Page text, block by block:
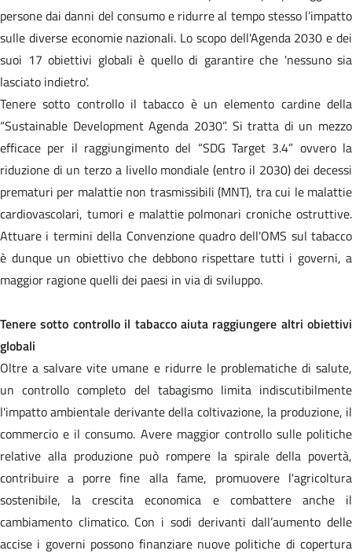
persone dai danni del consumo e ridurre al tempo stesso l’impatto
sulle diverse economie nazionali. Lo scopo dell'Agenda 2030 e dei
suoi 17 obiettivi globali è quello di garantire che 'nessuno sia
lasciato indietro'.
Tenere sotto controllo il tabacco è un elemento cardine della
“Sustainable Development Agenda 2030”. Si tratta di un mezzo
efficace per il raggiungimento del “SDG Target 3.4” ovvero la
riduzione di un terzo a livello mondiale (entro il 2030) dei decessi
prematuri per malattie non trasmissibili (MNT), tra cui le malattie
cardiovascolari, tumori e malattie polmonari croniche ostruttive.
Attuare i termini della Convenzione quadro dell'OMS sul tabacco
è dunque un obiettivo che debbono rispettare tutti i governi, a
maggior ragione quelli dei paesi in via di sviluppo.
Tenere sotto controllo il tabacco aiuta raggiungere altri obiettivi
globali
Oltre a salvare vite umane e ridurre le problematiche di salute,
un controllo completo del tabagismo limita indiscutibilmente
l'impatto ambientale derivante della coltivazione, la produzione, il
commercio e il consumo. Avere maggior controllo sulle politiche
relative alla produzione può rompere la spirale della povertà,
contribuire a porre fine alla fame, promuovere l'agricoltura
sostenibile, la crescita economica e combattere anche il
cambiamento climatico. Con i sodi derivanti dall’aumento delle
accise i governi possono finanziare nuove politiche di copertura